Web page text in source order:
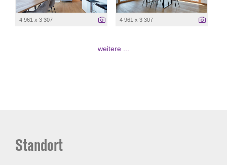
4 961 x 3 307 4 961 x 3 307
weitere ...
Standort